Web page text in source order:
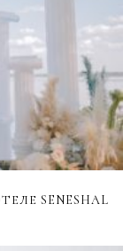
SENESHAL